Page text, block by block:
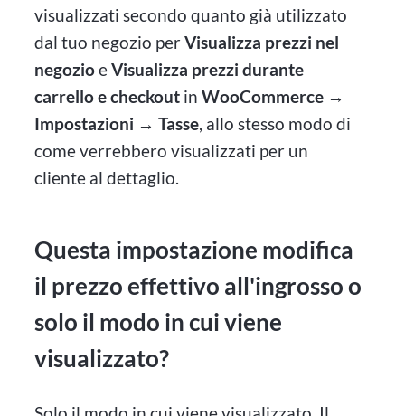
visualizzati secondo quanto già utilizzato
dal tuo negozio perVisualizza prezzi nel
negozioeVisualizza prezzi durante
carrello e checkout inWooCommerce →
Impostazioni → Tasse, allo stesso modo di
come verrebbero visualizzati per un
cliente al dettaglio.
Questa impostazione modifica
il prezzo effettivo all'ingrosso o
solo il modo in cui viene
visualizzato?